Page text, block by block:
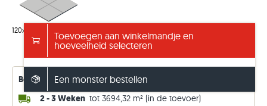
120x120x1,05 cm
Info - Verpakking/gewicht tonen
Beschikbaarheid van leveringen – voortdurend bijgewerkt
2 - 3 Weken tot 3694,32 m² (in de toevoer)
Toevoegen aan winkelmandje en
hoeveelheid selecteren
Een monster bestellen